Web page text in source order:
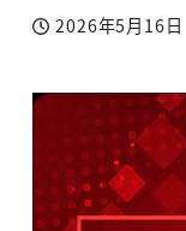
投稿日
2026年5月16日